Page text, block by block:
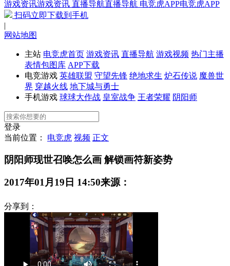
游戏资讯游戏资讯 直播导航直播导航 电竞虎APP电竞虎APP
扫码立即下载到手机
|
网站地图
主站 电竞虎首页 游戏资讯 直播导航 游戏视频 热门主播
表情包图库 APP下载
电竞游戏 英雄联盟 守望先锋 绝地求生 炉石传说 魔兽世
界 穿越火线 地下城与勇士
手机游戏 球球大作战 皇室战争 王者荣耀 阴阳师
登录
当前位置： 电竞虎 视频 正文
阴阳师现世召唤怎么画 解锁画符新姿势
2017年01月19日 14:50来源：
分享到：